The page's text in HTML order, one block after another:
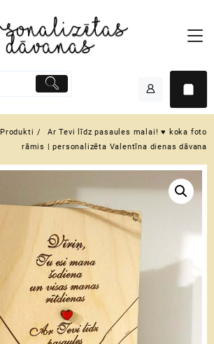
Produkti
Ar Tevi līdz pasaules malai! ♥ koka foto
rāmis | personalizēta Valentīna dienas dāvana